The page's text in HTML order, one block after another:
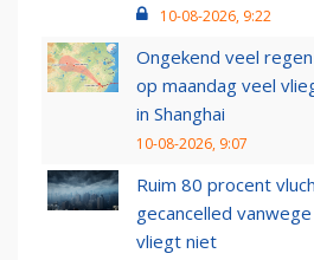
10-08-2026, 9:22
Ongekend veel
op maandag veel
in Shanghai
10-08-2026, 9:07
Ruim 80 procent
gecancelled
vliegt niet